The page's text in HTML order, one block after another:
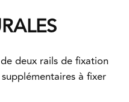
deux rails de fixation
à fixer